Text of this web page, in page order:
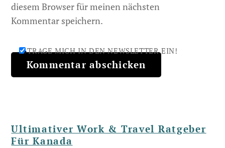
diesem Browser für meinen nächsten
Kommentar speichern.
TRAGE MICH IN DEN NEWSLETTER EIN!
Ultimativer Work & Travel Ratgeber
Für Kanada